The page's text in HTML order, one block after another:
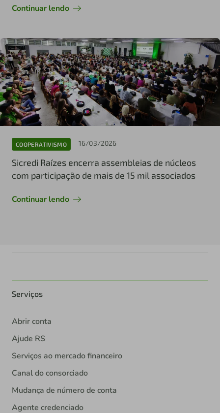
Continuar lendo
COOPERATIVISMO 16/03/2026
Sicredi Raízes encerra assembleias de núcleos
com participação de mais de 15 mil associados
Continuar lendo
Serviços
Abrir conta
Ajude RS
Serviços ao mercado financeiro
Canal do consorciado
Mudança de número de conta
Agente credenciado